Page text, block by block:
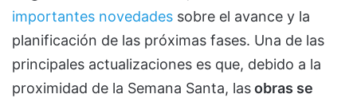
importantes novedades sobre el avance y la
planificación de las próximas fases. Una de las
principales actualizaciones es que, debido a la
proximidad de la Semana Santa, lasobras se